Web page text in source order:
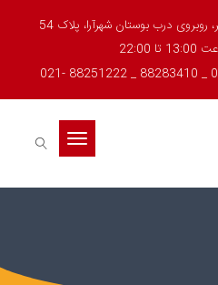
روبروی درب بوستان شهرآرا، پلاک 54
22:00
Toggle
navigation